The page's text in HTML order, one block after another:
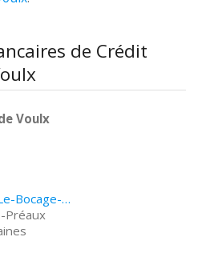
de Crédit
Voulx
Crédit Agricole Lorrez-Le-Bocage-Préaux 23 Rue des Fontaines
Préaux